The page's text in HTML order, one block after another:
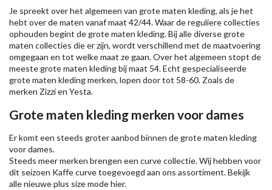
Je spreekt over het algemeen van grote maten kleding, als je het
hebt over de maten vanaf maat 42/44. Waar de reguliere collecties
ophouden begint de grote maten kleding. Bij alle diverse grote
maten collecties die er zijn, wordt verschillend met de maatvoering
omgegaan en tot welke maat ze gaan. Over het algemeen stopt de
meeste grote maten kleding bij maat 54. Echt gespecialiseerde
grote maten kleding merken, lopen door tot 58-60. Zoals de
merken Zizzien Yesta.
Grote maten kleding merken voor dames
Er komt een steeds groter aanbod binnen de grote maten kleding
voor dames.
Steeds meer merken brengen een curve collectie. Wij hebben voor
dit seizoen Kaffecurve toegevoegd aan ons assortiment. Bekijk
alle nieuweplus size modehier.